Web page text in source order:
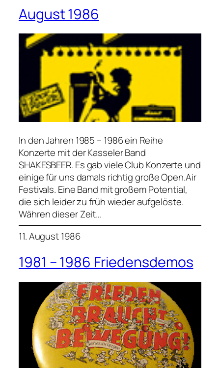
August 1986
In den Jahren 1985 – 1986 ein Reihe
Konzerte mit der Kasseler Band
SHAKESBEER. Es gab viele Club Konzerte und
einige für uns damals richtig große Open.Air
Festivals. Eine Band mit großem Potential,
die sich leider zu früh wieder aufgelöste.
Währen dieser Zeit…
11. August 1986
1981 – 1986 Friedensdemos